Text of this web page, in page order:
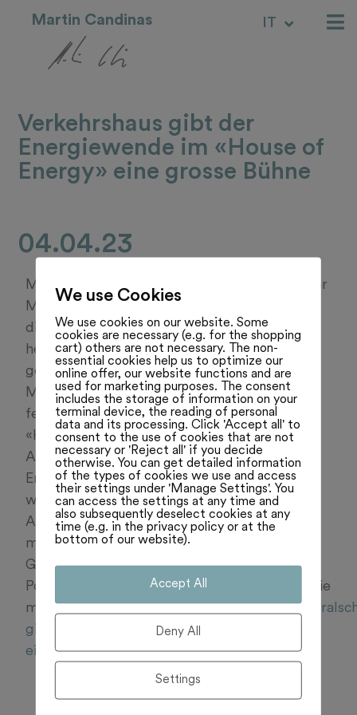
Martin Candinas IT
RM
Verkehrshaus gibt der
Energiewende im «House of
Energy» eine grosse Bühne
04.04.23
Mit einer neuen Ausstellung will das Luzerner
Museum einen Beitrag zur Debatte rund um
die Energiewende leisten. Kurz vor 9 Uhr
herrschte im Verkehrshaus der Schweiz ein
geschäftiges Treiben. Zahlreiche
Mitarbeitende wuselten durch den kürzlich
fertiggestellten Neubau des Museums, das
«House of Energy». Neben einer gewissen
Anspannung lag auch eine freudige
Erwartung in der Luft. Denn am Montag
wurde das Gebäude mitsamt der neuen
Ausstellung «Experience Energy!» eröffnet –
mit dabei waren mehrere Hundert geladene
Gäste, ein Schaulaufen illustrer Namen aus
Politik, Wirtschaft und Wissenschaft. Lesen Sie
mehr:https://www.bote.ch/nachrichten/
gibt-der-energiewende-im-house-of-energy-
eine-grosse-buehne-art-1472865
We use Cookies
We use cookies on our website. Some
cookies are necessary (e.g. for the shopping
cart) others are not necessary. The non-
essential cookies help us to optimize our
online offer, our website functions and are
used for marketing purposes. The consent
includes the storage of information on your
terminal device, the reading of personal
data and its processing. Click 'Accept all' to
consent to the use of cookies that are not
necessary or 'Reject all' if you decide
otherwise. You can get detailed information
of the types of cookies we use and access
their settings under 'Manage Settings'. You
can access the settings at any time and
also subsequently deselect cookies at any
time (e.g. in the privacy policy or at the
bottom of our website).
Accept All
Deny All
Settings